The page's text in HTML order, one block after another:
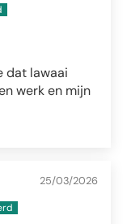
dat lawaai
werk en mijn
25/03/2026